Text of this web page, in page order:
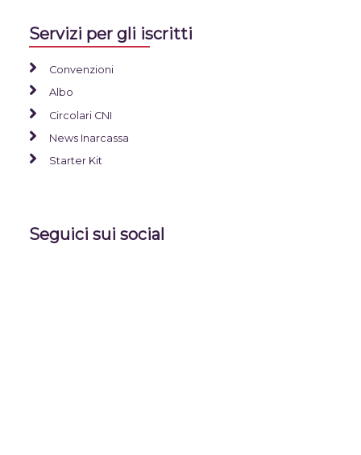
Servizi per gli iscritti
Convenzioni
Albo
Circolari CNI
News Inarcassa
Starter Kit
Seguici sui social